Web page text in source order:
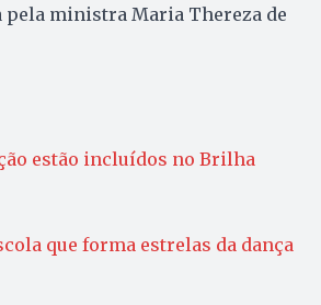
ministra Maria Thereza de
estão incluídos no Brilha
que forma estrelas da dança